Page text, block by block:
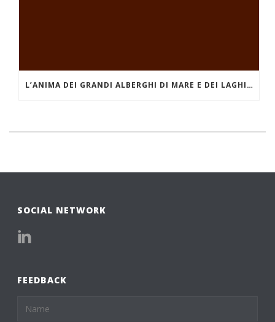
L’ANIMA DEI GRANDI ALBERGHI DI MARE E DEI LAGHI. IL GRAND HOTEL MIRAMARE DI SANTA MARGHERITA LIGURE
SOCIAL NETWORK
FEEDBACK